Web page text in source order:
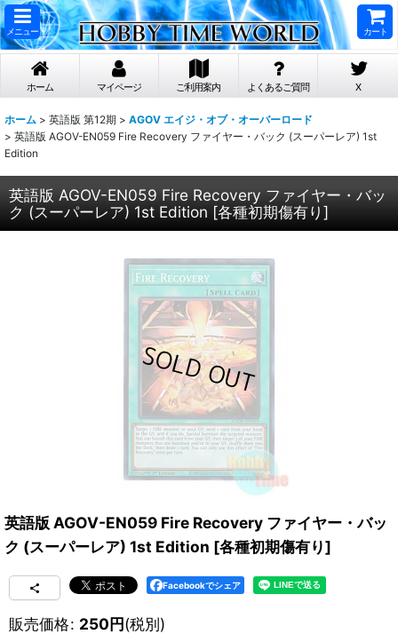
メニュー カート
ホーム マイページ ご利用案内 よくあるご質問 X
ホーム > 英語版 第12期 > AGOV エイジ・オブ・オーバーロード
> 英語版 AGOV-EN059 Fire Recovery ファイヤー・バック (スーパーレア) 1st
Edition
英語版 AGOV-EN059 Fire Recovery ファイヤー・バッ
ク (スーパーレア) 1st Edition [各種初期傷有り]
英語版 AGOV-EN059 Fire Recovery ファイヤー・バッ
ク (スーパーレア) 1st Edition [各種初期傷有り]
Facebookでシェア
販売価格: 250円(税別)